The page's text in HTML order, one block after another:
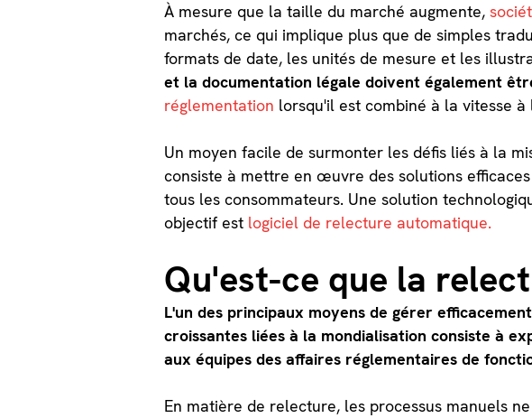
À mesure que la taille du marché augmente,
marchés, ce qui implique plus que de simples
formats de date, les unités de mesure et les
et la documentation légale doivent également
réglementation lorsqu'il est combiné à la vitesse
Un moyen facile de surmonter les défis liés à la
consiste à mettre en œuvre des solutions
tous les consommateurs. Une solution
objectif est logiciel de relecture automatique.
Qu'est-ce que la
L'un des principaux moyens de gérer
croissantes liées à la mondialisation consiste à
aux équipes des affaires réglementaires de
En matière de relecture, les processus manuels